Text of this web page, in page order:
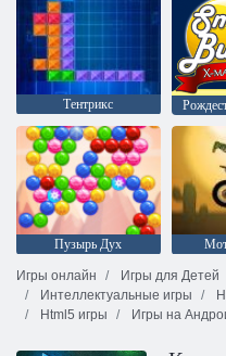
Тентрикс
Пузырь Дух
Игры онлайн
Игры для Детей
Интеллектуальные игры
Html5 игры
Игры на